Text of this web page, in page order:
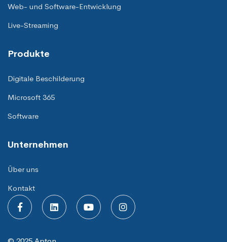
Web- und Software-Entwicklung
Live-Streaming
Produkte
Digitale Beschilderung
Microsoft 365
Software
Unternehmen
Über uns
Kontakt